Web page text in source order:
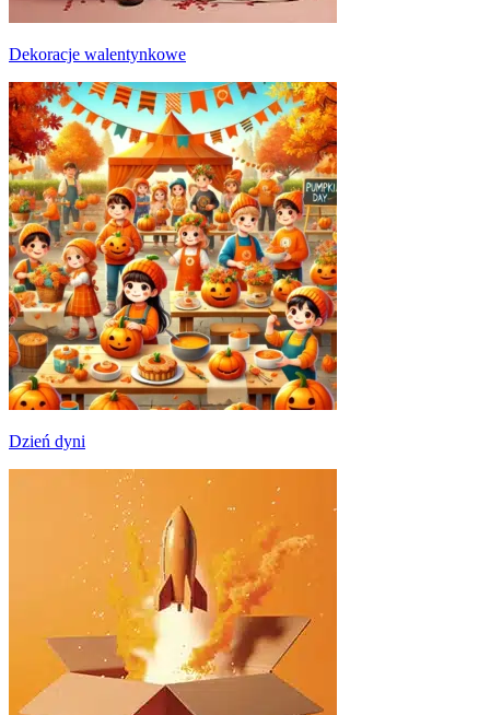
Dekoracje walentynkowe
Dzień dyni